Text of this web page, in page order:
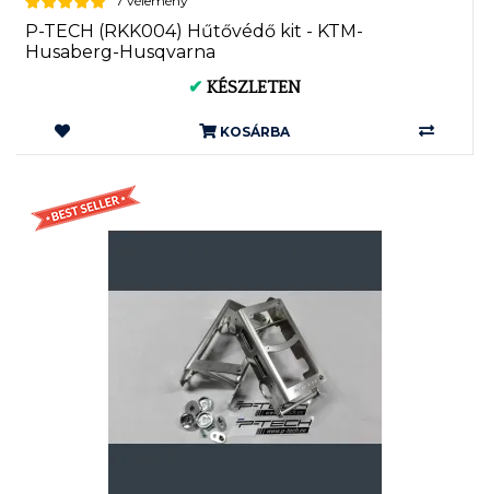
P-TECH (RKK004) Hűtővédő kit - KTM-
Husaberg-Husqvarna
✔ KÉSZLETEN
KOSÁRBA